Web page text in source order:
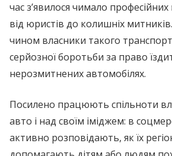
час з’явилося чимало професійних
від юристів до колишніх
чином власники такого
серйозної боротьби за право
нерозмитнених автомобілях.
Посилено працюють спільноти
авто і над своїм іміджем: в
активно розповідають, як їх